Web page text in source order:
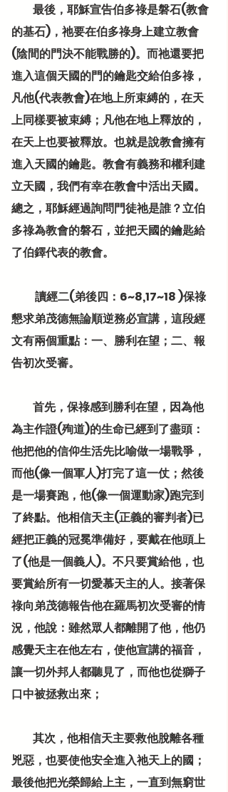
的基石)，祂要在伯多祿身上建立教會
(陰間的門決不能戰勝的)。而祂還要把
進入這個天國的門的鑰匙交給伯多祿，
凡他(代表教會)在地上所束縛的，在天
上同樣要被束縛；凡他在地上釋放的，
在天上也要被釋放。也就是說教會擁有
進入天國的鑰匙。教會有義務和權利建
立天國，我們有幸在教會中活出天國。
總之，耶穌經過詢問門徒祂是誰？立伯
多祿為教會的磐石，並把天國的鑰匙給
了伯鐸代表的教會。
懇求弟茂德無論順逆務必宣講，這段經
文有兩個重點：一、勝利在望；二、報
告初次受審。
為主作證(殉道)的生命已經到了盡頭：
他把他的信仰生活先比喻做一場戰爭，
而他(像一個軍人)打完了這一仗；然後
是一場賽跑，他(像一個運動家)跑完到
了終點。他相信天主(正義的審判者)已
經把正義的冠冕準備好，要戴在他頭上
了(他是一個義人)。不只要賞給他，也
要賞給所有一切愛慕天主的人。接著保
祿向弟茂德報告他在羅馬初次受審的情
況，他說：雖然眾人都離開了他，他仍
感覺天主在他左右，使他宣講的福音，
讓一切外邦人都聽見了，而他也從獅子
口中被拯救出來；
兇惡，也要使他安全進入祂天上的國；
最後他把光榮歸給上主，一直到無窮世